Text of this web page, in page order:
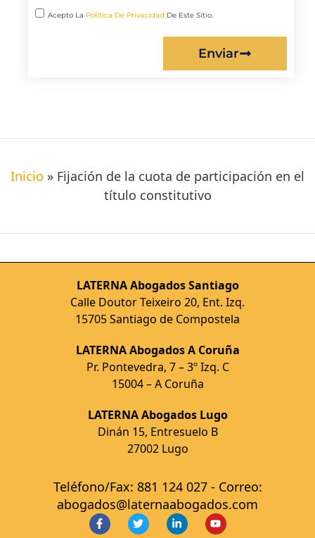
Acepto La Política De Privacidad De Este Sitio.
Enviar
Inicio » Fijación de la cuota de participación en el
título constitutivo
LATERNA Abogados Santiago
Calle Doutor Teixeiro 20, Ent. Izq.
15705 Santiago de Compostela
LATERNA Abogados A Coruña
Pr. Pontevedra, 7 – 3º Izq. C
15004 – A Coruña
LATERNA Abogados Lugo
Dinán 15, Entresuelo B
27002 Lugo
Teléfono/Fax: 881 124 027 - Correo:
abogados@laternaabogados.com